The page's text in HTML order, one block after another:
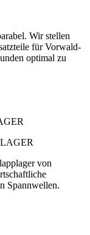
Wir stellen
für Vorwald-
optimal zu
von
Spannwellen.